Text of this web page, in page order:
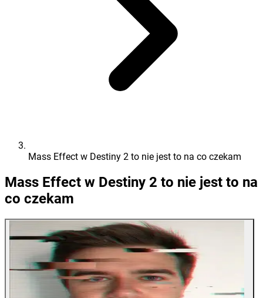
Mass Effect w Destiny 2 to nie jest to na co czekam
Mass Effect w Destiny 2 to nie jest to na
co czekam